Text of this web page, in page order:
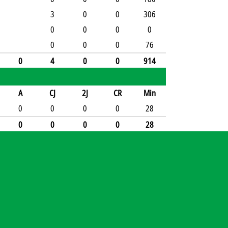
3
0 0
306
0
0 0
0
0
0 0
76
0
4 0 0 914
A CJ 2J CR
Min
0
0 0 0
28
0
0 0 0 28